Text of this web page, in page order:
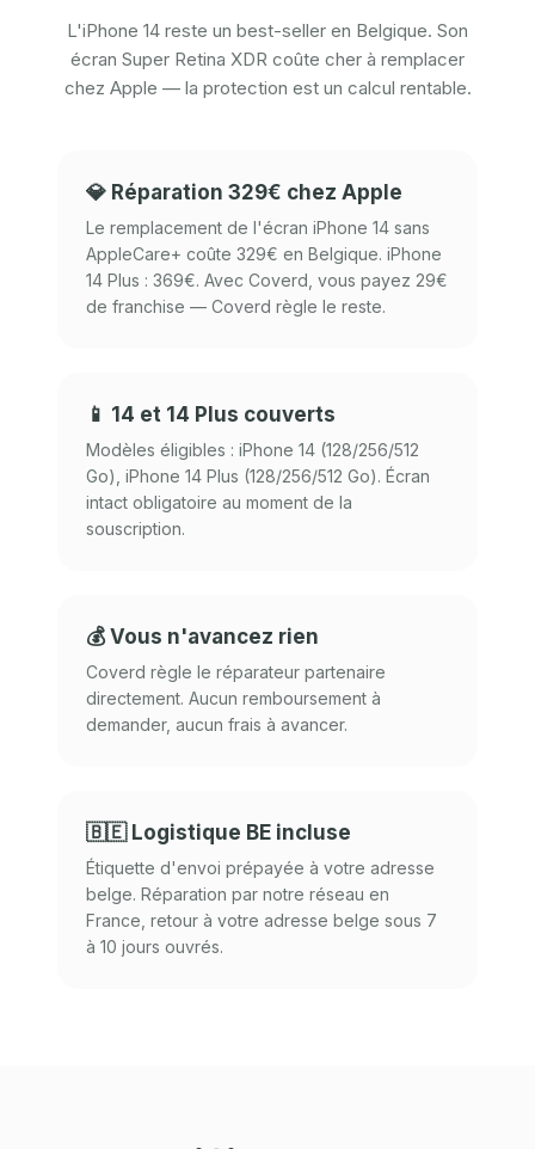
L'iPhone 14 reste un best-seller en Belgique. Son
écran Super Retina XDR coûte cher à remplacer
chez Apple — la protection est un calcul rentable.
💎 Réparation 329€ chez Apple
Le remplacement de l'écran iPhone 14 sans
AppleCare+ coûte 329€ en Belgique. iPhone
14 Plus : 369€. Avec Coverd, vous payez 29€
de franchise — Coverd règle le reste.
📱 14 et 14 Plus couverts
Modèles éligibles : iPhone 14 (128/256/512
Go), iPhone 14 Plus (128/256/512 Go). Écran
intact obligatoire au moment de la
souscription.
💰 Vous n'avancez rien
Coverd règle le réparateur partenaire
directement. Aucun remboursement à
demander, aucun frais à avancer.
🇧🇪 Logistique BE incluse
Étiquette d'envoi prépayée à votre adresse
belge. Réparation par notre réseau en
France, retour à votre adresse belge sous 7
à 10 jours ouvrés.